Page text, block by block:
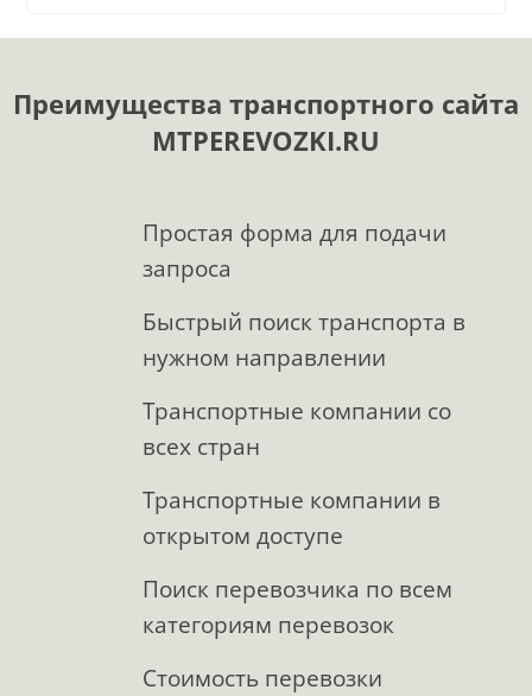
Преимущества транспортного сайта
MTPEREVOZKI.RU
Простая форма для подачи
запроса
Быстрый поиск транспорта в
нужном направлении
Транспортные компании со
всех стран
Транспортные компании в
открытом доступе
Поиск перевозчика по всем
категориям перевозок
Стоимость перевозки